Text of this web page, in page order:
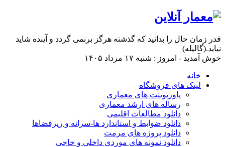
قدر زمان حال را بدانید که گذشته هرگز برنمی گردد و آینده شاید
نیاید.(گالیله)
خوش آمدید - امروز : شنبه ۱۷ مرداد ۱۴۰۵
خانه
لینک های فروشگاه
پاورپوینت های معماری
رساله های ارشد معماری
دانلود مطالعات اقلیمی
دانلود ضوابط و استاندارد ها-سرانه و ریزفضاها
دانلود پروژه های مرمت
دانلود نمونه های موردی داخلی و خاجی